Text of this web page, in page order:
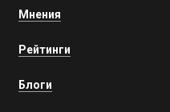
Мнения
Рейтинги
Блоги